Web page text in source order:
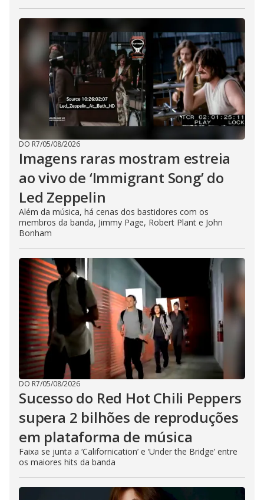
DO R7/05/08/2026
Imagens raras mostram estreia
ao vivo de ‘Immigrant Song’ do
Led Zeppelin
Além da música, há cenas dos bastidores com os
membros da banda, Jimmy Page, Robert Plant e John
Bonham
DO R7/05/08/2026
Sucesso do Red Hot Chili Peppers
supera 2 bilhões de reproduções
em plataforma de música
Faixa se junta a ‘Californication’ e ‘Under the Bridge’ entre
os maiores hits da banda